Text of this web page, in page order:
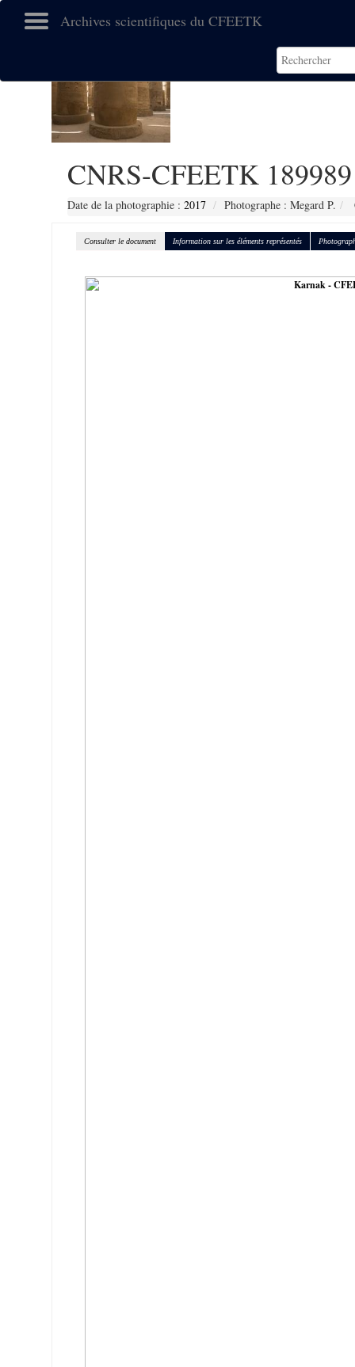
Archives scientifiques du CFEETK
CNRS-CFEETK 189989
Date de la photographie : 2017 Photographe : Megard P.
Consulter le document Information sur les éléments représentés